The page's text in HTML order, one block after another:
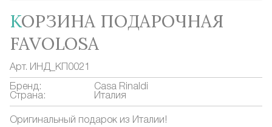
КОРЗИНА ПОДАРОЧНАЯ
FAVOLOSA
Арт. ИНД_КП0021
Бренд:
Casa Rinaldi
Страна:
Италия
Оригинальный подарок из Италии!